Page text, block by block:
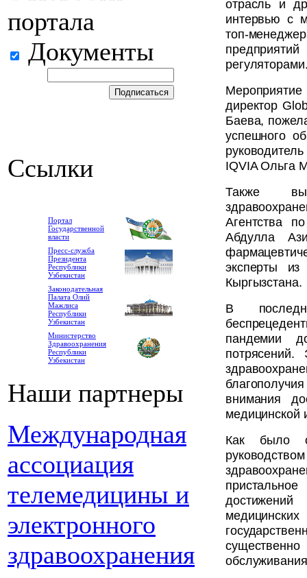
портала
Документы
Ссылки
Портал
Государственной
власти
Пресс-служба
Президента
Республики
Узбекистан
Законодательная
Палата Олий
Мажлиса
Республики
Узбекистан
Министерство
Здравоохранения
Республики
Узбекистан
Наши партнеры
Международная
ассоциация
телемедицины и
электронного
здравоохранения
отрасль и
интервью с
топ-
директор
Баева,
успешного
IQVIA Ольга
Также
Агентства
Абдулла
эксперты
Кыргызстана.
В
пандемии
потрясений.
внимания
медицинской
Как было